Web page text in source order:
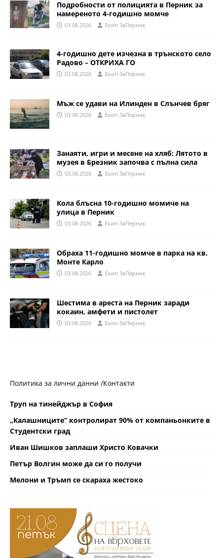
Подробности от полицията в Перник за
намереното 4-годишно момче
03.08.2026 Eкип ЗаПерник
4-годишно дете изчезна в трънското село
Радово – ОТКРИХА ГО
03.08.2026 Eкип ЗаПерник
Мъж се удави на Илинден в Слънчев бряг
03.08.2026 Eкип ЗаПерник
Занаяти, игри и месене на хляб: Лятото в
музея в Брезник започва с пълна сила
03.08.2026 Eкип ЗаПерник
Кола блъсна 10-годишно момиче на
улица в Перник
03.08.2026 Eкип ЗаПерник
Обраха 11-годишно момче в парка на кв.
Монте Карло
03.08.2026 Eкип ЗаПерник
Шестима в ареста на Перник заради
кокаин, амфети и пистолет
03.08.2026 Eкип ЗаПерник
Политика за лични данни /Контакти
Труп на тинейджър в София
„Калашниците“ контролират 90% от компаньонките в
Студентски град
Иван Шишков заплаши Христо Ковачки
Петър Волгин може да си го получи
Мелони и Тръмп се скараха жестоко